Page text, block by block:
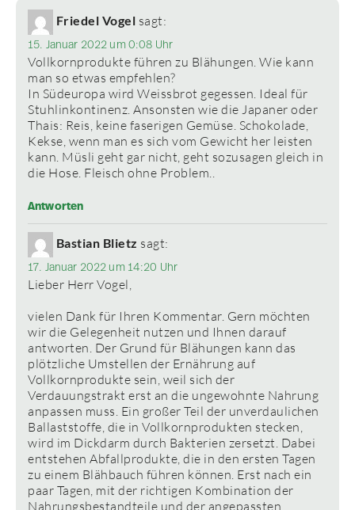
Friedel Vogel sagt:
15. Januar 2022 um 0:08 Uhr
Vollkornprodukte führen zu Blähungen. Wie kann
man so etwas empfehlen?
In Südeuropa wird Weissbrot gegessen. Ideal für
Stuhlinkontinenz. Ansonsten wie die Japaner oder
Thais: Reis, keine faserigen Gemüse. Schokolade,
Kekse, wenn man es sich vom Gewicht her leisten
kann. Müsli geht gar nicht, geht sozusagen gleich in
die Hose. Fleisch ohne Problem..
Antworten
Bastian Blietz sagt:
17. Januar 2022 um 14:20 Uhr
Lieber Herr Vogel,
vielen Dank für Ihren Kommentar. Gern möchten
wir die Gelegenheit nutzen und Ihnen darauf
antworten. Der Grund für Blähungen kann das
plötzliche Umstellen der Ernährung auf
Vollkornprodukte sein, weil sich der
Verdauungstrakt erst an die ungewohnte Nahrung
anpassen muss. Ein großer Teil der unverdaulichen
Ballaststoffe, die in Vollkornprodukten stecken,
wird im Dickdarm durch Bakterien zersetzt. Dabei
entstehen Abfallprodukte, die in den ersten Tagen
zu einem Blähbauch führen können. Erst nach ein
paar Tagen, mit der richtigen Kombination der
Nahrungsbestandteile und der angepassten